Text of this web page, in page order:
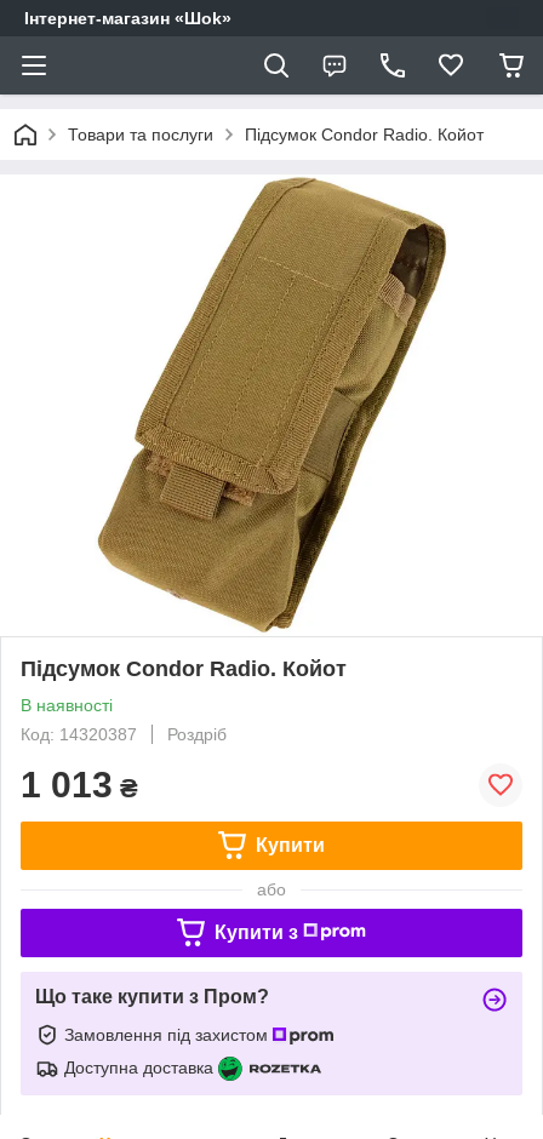
Інтернет-магазин «Шоk»
Товари та послуги Підсумок Condor Radio. Койот
Підсумок Condor Radio. Койот
В наявності
Код: 14320387
Роздріб
1 013 ₴
Купити
або
Купити з
Що таке купити з Пром?
Замовлення під захистом
Доступна доставка